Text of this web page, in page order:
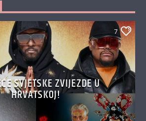
7
SVJETSKE ZVIJEZDE U
HRVATSKOJ!